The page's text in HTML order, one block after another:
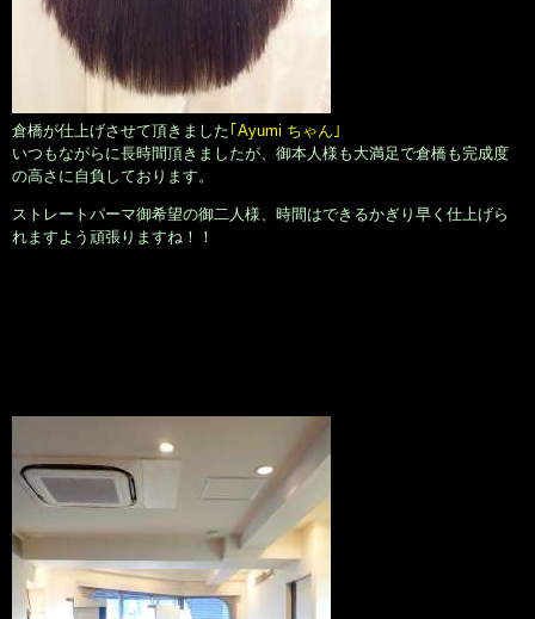
倉橋が仕上げさせて頂きました｢Ayumi ちゃん｣
いつもながらに長時間頂きましたが、御本人様も大満足で倉橋も完成度
の高さに自負しております。
ストレートパーマ御希望の御二人様、時間はできるかぎり早く仕上げら
れますよう頑張りますね！！